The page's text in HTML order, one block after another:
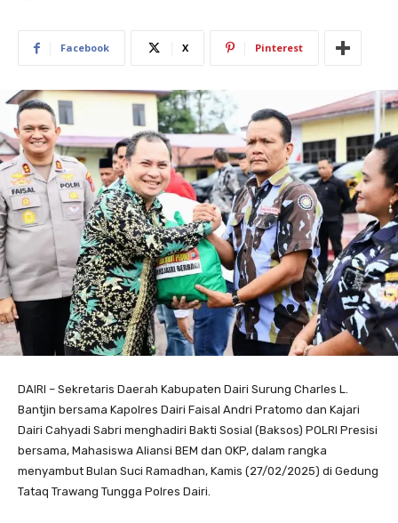
Facebook X Pinterest
DAIRI – Sekretaris Daerah Kabupaten Dairi Surung Charles L.
Bantjin bersama Kapolres Dairi Faisal Andri Pratomo dan Kajari
Dairi Cahyadi Sabri menghadiri Bakti Sosial (Baksos) POLRI Presisi
bersama, Mahasiswa Aliansi BEM dan OKP, dalam rangka
menyambut Bulan Suci Ramadhan, Kamis (27/02/2025) di Gedung
Tataq Trawang Tungga Polres Dairi.